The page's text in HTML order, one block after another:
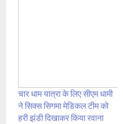
चार धाम यात्रा के लिए सीएम धामी
ने सिक्स सिगमा मेडिकल टीम को
हरी झंडी दिखाकर किया रवाना